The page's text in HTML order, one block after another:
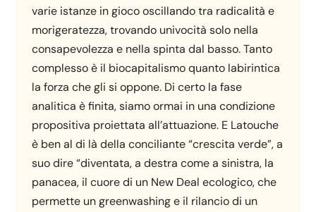
varie istanze in gioco oscillando tra radicalità e
morigeratezza, trovando univocità solo nella
consapevolezza e nella spinta dal basso. Tanto
complesso è il biocapitalismo quanto labirintica
la forza che gli si oppone. Di certo la fase
analitica è finita, siamo ormai in una condizione
propositiva proiettata all’attuazione. E Latouche
è ben al di là della conciliante “crescita verde”, a
suo dire “diventata, a destra come a sinistra, la
panacea, il cuore di un New Deal ecologico, che
permette un greenwashing e il rilancio di un